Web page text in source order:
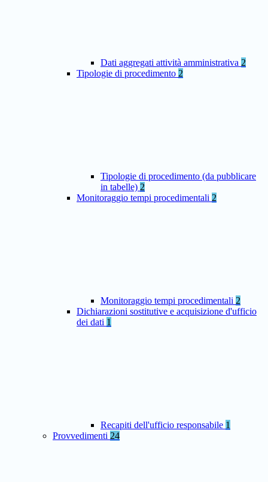
Dati aggregati attività amministrativa 2
Tipologie di procedimento 2
Tipologie di procedimento (da pubblicare
in tabelle) 2
Monitoraggio tempi procedimentali 2
Monitoraggio tempi procedimentali 2
Dichiarazioni sostitutive e acquisizione d'ufficio
dei dati 1
Recapiti dell'ufficio responsabile 1
Provvedimenti 24